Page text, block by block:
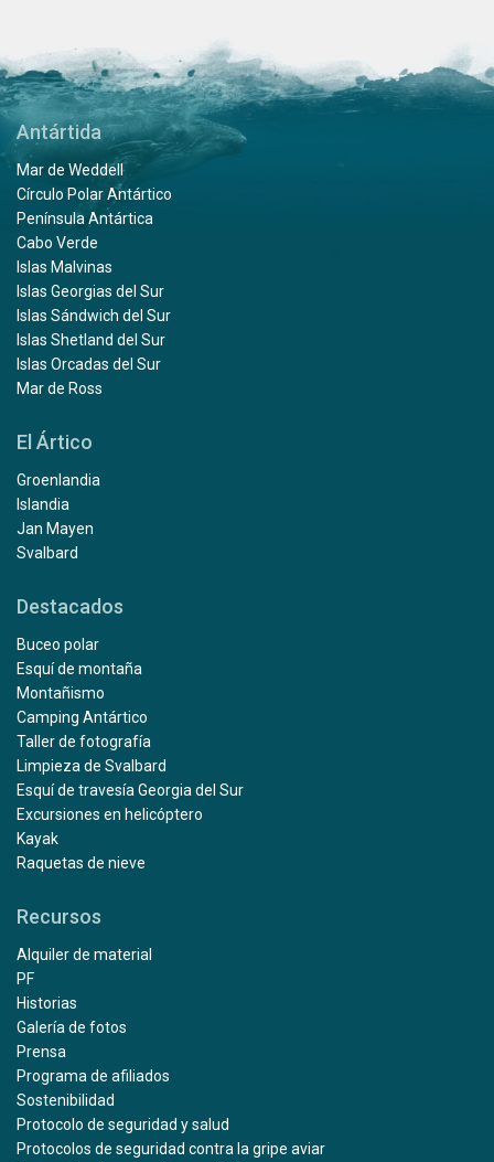
Antártida
Mar de Weddell
Círculo Polar Antártico
Península Antártica
Cabo Verde
Islas Malvinas
Islas Georgias del Sur
Islas Sándwich del Sur
Islas Shetland del Sur
Islas Orcadas del Sur
Mar de Ross
El Ártico
Groenlandia
Islandia
Jan Mayen
Svalbard
Destacados
Buceo polar
Esquí de montaña
Montañismo
Camping Antártico
Taller de fotografía
Limpieza de Svalbard
Esquí de travesía Georgia del Sur
Excursiones en helicóptero
Kayak
Raquetas de nieve
Recursos
Alquiler de material
PF
Historias
Galería de fotos
Prensa
Programa de afiliados
Sostenibilidad
Protocolo de seguridad y salud
Protocolos de seguridad contra la gripe aviar